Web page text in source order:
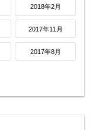
2018年2月
2017年11月
2017年8月